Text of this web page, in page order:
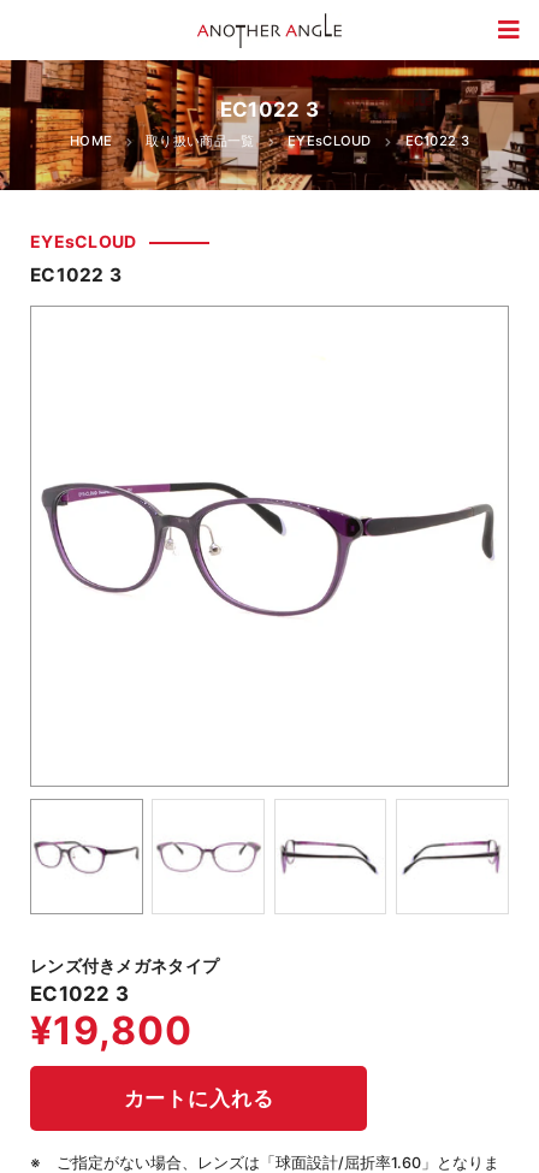
EC1022 3
HOME 取り扱い商品一覧 EYEsCLOUD EC1022 3
EYEsCLOUD
EC1022 3
レンズ付きメガネタイプ
EC1022 3
ご指定がない場合、レンズは「球面設計/屈折率1.60」となりま